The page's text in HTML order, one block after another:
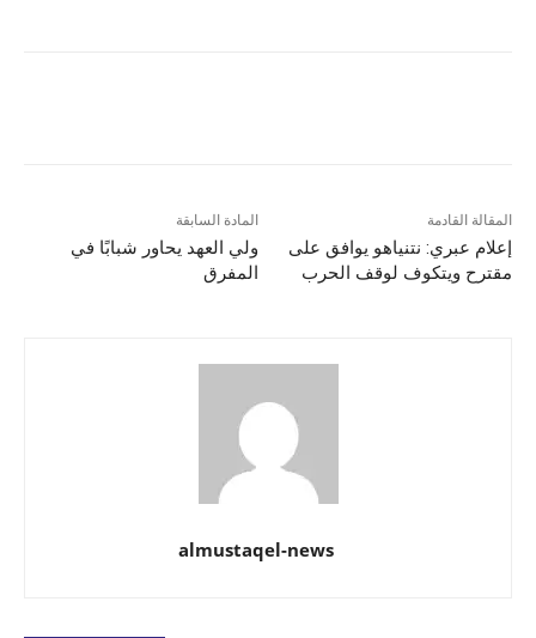
المادة السابقة
ولي العهد يحاور شبابًا في
المفرق
المقالة القادمة
إعلام عبري: نتنياهو يوافق على
مقترح ويتكوف لوقف الحرب
almustaqel-news